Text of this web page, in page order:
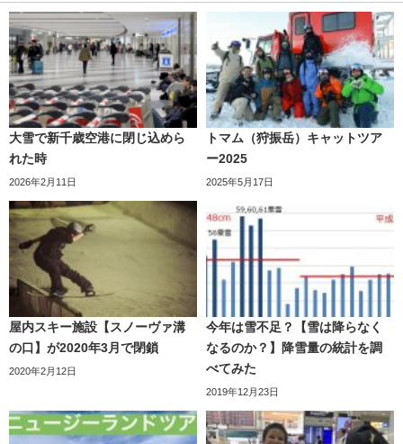
大雪で新千歳空港に閉じ込めら
れた時
2026年2月11日
トマム（狩振岳）キャットツア
ー2025
2025年5月17日
屋内スキー施設【スノーヴァ溝
の口】が2020年3月で閉鎖
2020年2月12日
今年は雪不足？【雪は降らなく
なるのか？】降雪量の統計を調
べてみた
2019年12月23日